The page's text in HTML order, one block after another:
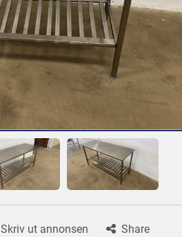
Skriv ut annonsen Share